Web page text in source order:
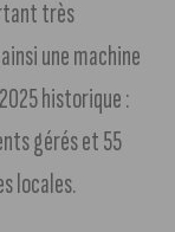
très
une machine
historique :
gérés et 55
locales.